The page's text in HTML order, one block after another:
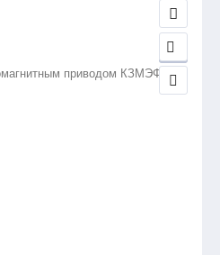
приводом КЗМЭФ